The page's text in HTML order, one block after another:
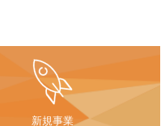
新規事業